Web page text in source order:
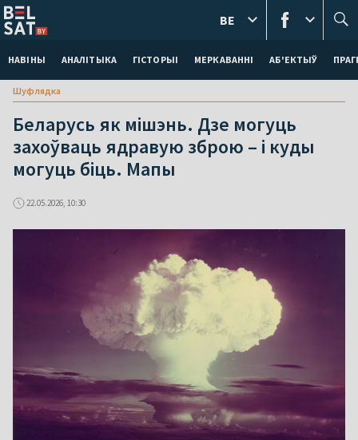
НАВІНЫ АНАЛІТЫКА ГІСТОРЫІ МЕРКАВАННI АБ'ЕКТЫЎ
BE
Шуфлядка
Беларусь як мішэнь. Дзе могуць
захоўваць ядравую зброю – і куды
могуць біць. Мапы
22.05.2026, 10:30